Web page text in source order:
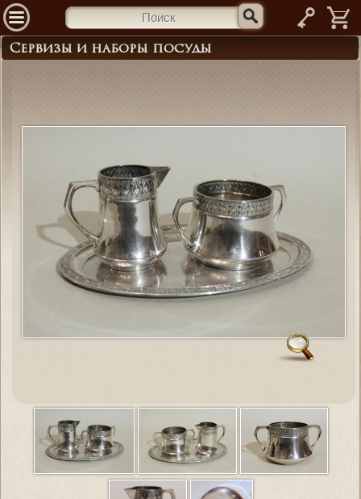
—
Сервизы и наборы посуды